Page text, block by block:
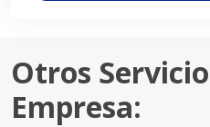
Otros
Empresa: